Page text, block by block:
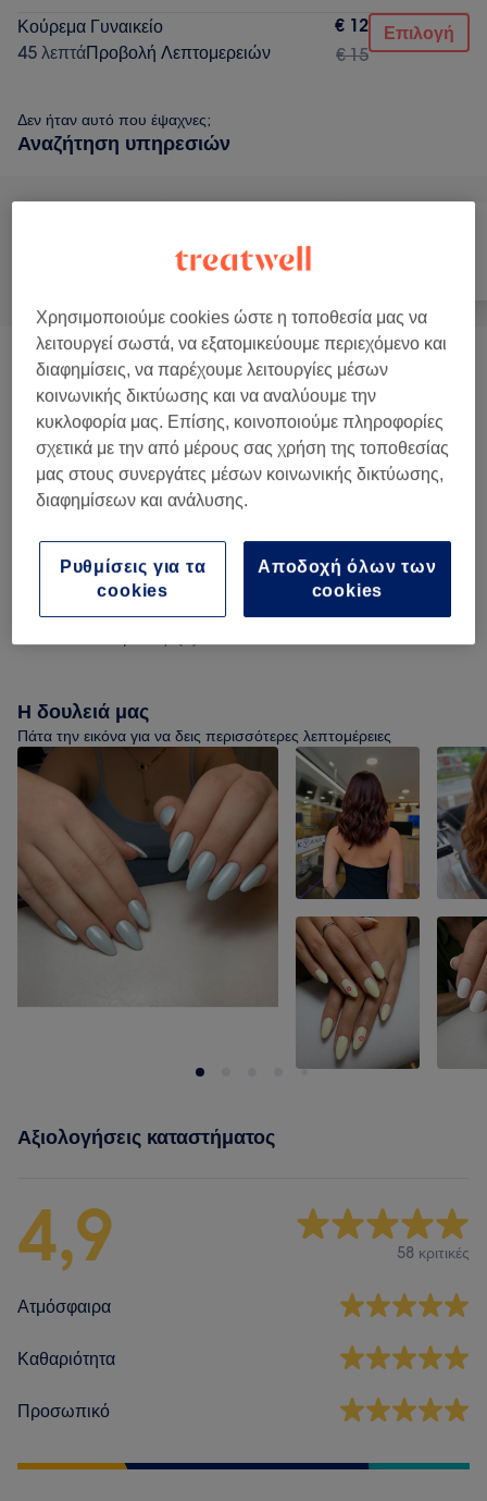
Κούρεμα Γυναικείο
45 λεπτάΠροβολή Λεπτομερειών
€ 12
€ 15
Επιλογή
Δεν ήταν αυτό που έψαχνες;
Αναζήτηση υπηρεσιών
Μαλλιά
Κούρεμα Αντρικό (4) από € 5
Κούρεμα Γυναικείο (2) από € 5
Χτενίσματα ( 13) από € 8
Βαφή Μαλλιών (16 από € 15
Η δουλειά μας
Πάτα την εικόνα για να δεις περισσότερες λεπτομέρειες
Αξιολογήσεις καταστήματος
4,9 58 κριτικές
Ατμόσφαιρα
Καθαριότητα
Προσωπικό
Χρησιμοποιούμε cookies ώστε η τοποθεσία μας να
λειτουργεί σωστά, να εξατομικεύουμε περιεχόμενο και
διαφημίσεις, να παρέχουμε λειτουργίες μέσων
κοινωνικής δικτύωσης και να αναλύουμε την
κυκλοφορία μας. Επίσης, κοινοποιούμε πληροφορίες
σχετικά με την από μέρους σας χρήση της τοποθεσίας
μας στους συνεργάτες μέσων κοινωνικής δικτύωσης,
διαφημίσεων και ανάλυσης.
Αποδοχή όλων των
cookies
Ρυθμίσεις για τα
cookies